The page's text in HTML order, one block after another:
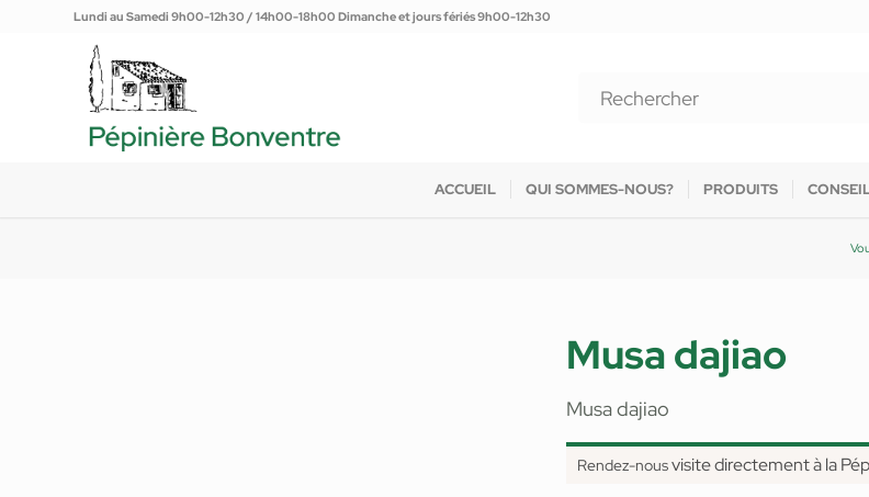
Lundi au Samedi 9h00-12h30 / 14h00-18h00 Dimanche et jours fériés 9h00-12h30
ACCUEIL QUI SOMMES-NOUS? PRODUITS
Musa dajiao
Musa dajiao
Rendez-nousvisite directement à la